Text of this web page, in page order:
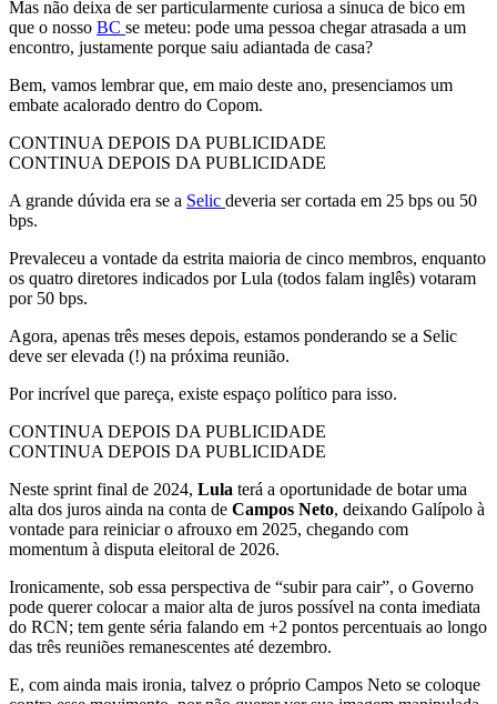
Mas não deixa de ser particularmente curiosa a sinuca de bico em
que o nosso BC se meteu: pode uma pessoa chegar atrasada a um
encontro, justamente porque saiu adiantada de casa?
Bem, vamos lembrar que, em maio deste ano, presenciamos um
embate acalorado dentro do Copom.
CONTINUA DEPOIS DA PUBLICIDADE
CONTINUA DEPOIS DA PUBLICIDADE
A grande dúvida era se a Selic deveria ser cortada em 25 bps ou 50
bps.
Prevaleceu a vontade da estrita maioria de cinco membros, enquanto
os quatro diretores indicados por Lula (todos falam inglês) votaram
por 50 bps.
Agora, apenas três meses depois, estamos ponderando se a Selic
deve ser elevada (!) na próxima reunião.
Por incrível que pareça, existe espaço político para isso.
CONTINUA DEPOIS DA PUBLICIDADE
CONTINUA DEPOIS DA PUBLICIDADE
Neste sprint final de 2024, Lula terá a oportunidade de botar uma
alta dos juros ainda na conta de Campos Neto, deixando Galípolo à
vontade para reiniciar o afrouxo em 2025, chegando com
momentum à disputa eleitoral de 2026.
Ironicamente, sob essa perspectiva de “subir para cair”, o Governo
pode querer colocar a maior alta de juros possível na conta imediata
do RCN; tem gente séria falando em +2 pontos percentuais ao longo
das três reuniões remanescentes até dezembro.
E, com ainda mais ironia, talvez o próprio Campos Neto se coloque